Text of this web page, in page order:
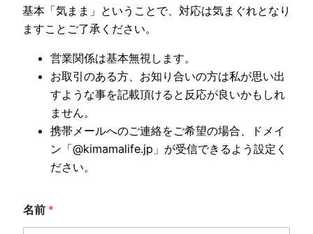
基本「気まま」ということで、対応は気まぐれとなり
ますことご了承ください。
営業関係は基本無視します。
お取引のある方、お知り合いの方は私が思い出
すような事を記載頂けると反応が良いかもしれ
ません。
携帯メールへのご連絡をご希望の場合、ドメイ
ン「@kimamalife.jp」が受信できるよう設定く
ださい。
ー
ル
名前 *